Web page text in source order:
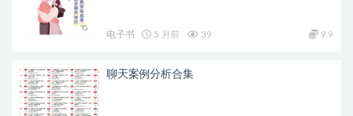
电子书 5 月前 39 9.9
聊天案例分析合集